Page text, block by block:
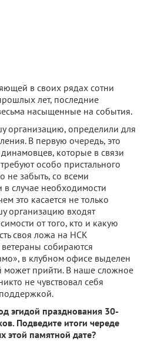
в своих рядах сотни
лет, последние
насыщенные на события.
организацию, определили для
В первую очередь, это
которые в связи
особо пристального
не забыть, со всеми
случае необходимости
это касается не только
организацию входят
от того, кто и какую
своя ложа на НСК
собираются
в клубном офисе выделен
может прийти. В наше сложное
не чувствовал себя
эгидой празднования 30-
Подведите итоги череде
этой памятной дате?